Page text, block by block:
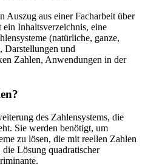
aus einer Facharbeit über
Inhaltsverzeichnis, eine
(natürliche, ganze,
Darstellungen und
Zahlen, Anwendungen in der
des Zahlensystems, die
Sie werden benötigt, um
zu lösen, die mit reellen Zahlen
Lösung quadratischer